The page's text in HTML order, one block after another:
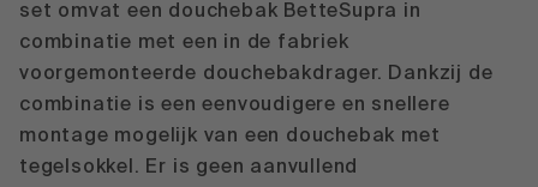
set omvat een douchebak BetteSupra in
combinatie met een in de fabriek
voorgemonteerde douchebakdrager. Dankzij de
combinatie is een eenvoudigere en snellere
montage mogelijk van een douchebak met
tegelsokkel. Er is geen aanvullend